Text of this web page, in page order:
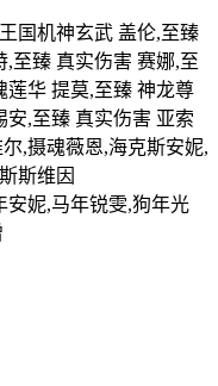
国机神玄武 盖伦,至臻
至臻 真实伤害 赛娜,至
莲华 提莫,至臻 神龙尊
安,至臻 真实伤害 亚索
,摄魂薇恩,海克斯安妮,
斯维因
安妮,马年锐雯,狗年光